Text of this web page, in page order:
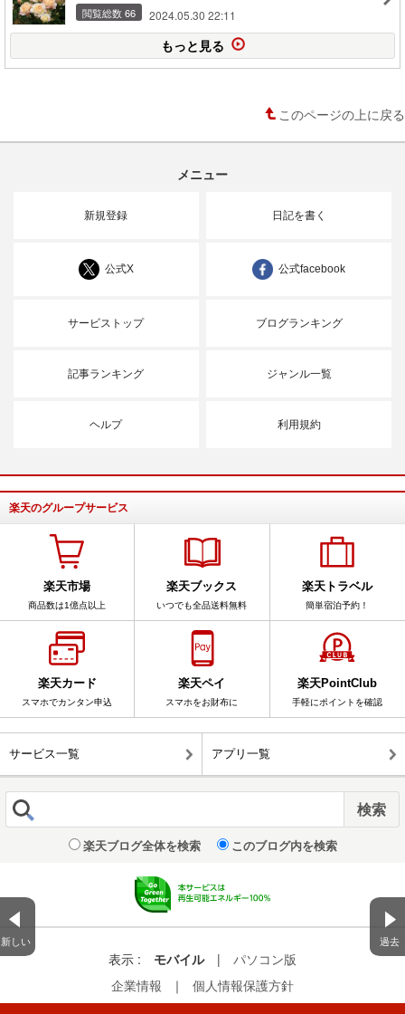
新しい 過去
閲覧総数 66 2024.05.30 22:11
もっと見る
このページの上に戻る
メニュー
新規登録 日記を書く
公式X 公式facebook
サービストップ ブログランキング
記事ランキング ジャンル一覧
ヘルプ 利用規約
楽天のグループサービス
楽天市場
商品数は1億点以上
楽天ブックス
いつでも全品送料無料
楽天トラベル
簡単宿泊予約！
楽天カード
スマホでカンタン申込
楽天ペイ
スマホをお財布に
楽天PointClub
手軽にポイントを確認
サービス一覧 アプリ一覧
楽天ブログ全体を検索 このブログ内を検索
表示 : モバイル |
パソコン版
企業情報
｜ 個人情報保護方針